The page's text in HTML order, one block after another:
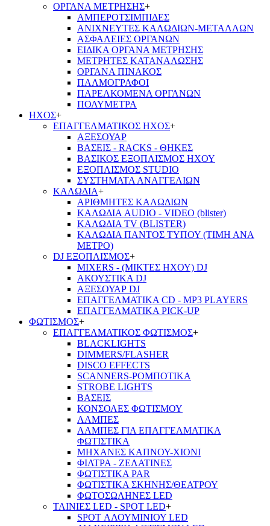
ΟΡΓΑΝΑ ΜΕΤΡΗΣΗΣ+
ΑΜΠΕΡΟΤΣΙΜΠΙΔΕΣ
ΑΝΙΧΝΕΥΤΕΣ ΚΑΛΩΔΙΩΝ-ΜΕΤΑΛΛΩΝ
ΑΣΦΑΛΕΙΕΣ ΟΡΓΑΝΩΝ
ΕΙΔΙΚΑ ΟΡΓΑΝΑ ΜΕΤΡΗΣΗΣ
ΜΕΤΡΗΤΕΣ ΚΑΤΑΝΑΛΩΣΗΣ
ΟΡΓΑΝΑ ΠΙΝΑΚΟΣ
ΠΑΛΜΟΓΡΑΦΟΙ
ΠΑΡΕΛΚΟΜΕΝΑ ΟΡΓΑΝΩΝ
ΠΟΛΥΜΕΤΡΑ
ΗΧΟΣ+
ΕΠΑΓΓΕΛΜΑΤΙΚΟΣ ΗΧΟΣ+
ΑΞΕΣΟΥΑΡ
ΒΑΣΕΙΣ - RACKS - ΘΗΚΕΣ
ΒΑΣΙΚΟΣ ΕΞΟΠΛΙΣΜΟΣ ΗΧΟΥ
ΕΞΟΠΛΙΣΜΟΣ STUDIO
ΣΥΣΤΗΜΑΤΑ ΑΝΑΓΓΕΛΙΩΝ
ΚΑΛΩΔΙΑ+
ΑΡΙΘΜΗΤΕΣ ΚΑΛΩΔΙΩΝ
ΚΑΛΩΔΙΑ AUDIO - VIDEO (blister)
ΚΑΛΩΔΙΑ TV (BLISTER)
ΚΑΛΩΔΙΑ ΠΑΝΤΟΣ ΤΥΠΟΥ (ΤΙΜΗ ΑΝΑ
ΜΕΤΡΟ)
DJ ΕΞΟΠΛΙΣΜΟΣ+
MIXERS - (ΜΙΚΤΕΣ ΗΧΟΥ) DJ
ΑΚΟΥΣΤΙΚΑ DJ
ΑΞΕΣΟΥΑΡ DJ
ΕΠΑΓΓΕΛΜΑΤΙΚΑ CD - ΜΡ3 PLAYERS
ΕΠΑΓΓΕΛΜΑΤΙΚΑ PICK-UP
ΦΩΤΙΣΜΟΣ+
ΕΠΑΓΓΕΛΜΑΤΙΚΟΣ ΦΩΤΙΣΜΟΣ+
BLACKLIGHTS
DIMMERS/FLASHER
DISCO EFFECTS
SCANNERS-ΡΟΜΠΟΤΙΚΑ
STROBE LIGHTS
ΒΑΣΕΙΣ
ΚΟΝΣΟΛΕΣ ΦΩΤΙΣΜΟΥ
ΛΑΜΠΕΣ
ΛΑΜΠΕΣ ΓΙΑ ΕΠΑΓΓΕΛΜΑΤΙΚΑ
ΦΩΤΙΣΤΙΚΑ
ΜΗΧΑΝΕΣ ΚΑΠΝΟΥ-ΧΙΟΝΙ
ΦΙΛΤΡΑ - ΖΕΛΑΤΙΝΕΣ
ΦΩΤΙΣΤΙΚΑ PAR
ΦΩΤΙΣΤΙΚΑ ΣΚΗΝΗΣ/ΘΕΑΤΡΟΥ
ΦΩΤΟΣΩΛΗΝΕΣ LED
ΤΑΙΝΙΕΣ LED - SPOT LED+
SPOT ΑΛΟΥΜΙΝΙΟΥ LED